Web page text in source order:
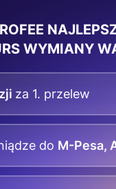
WYMIANY
za 1. przelew
do M-Pesa,